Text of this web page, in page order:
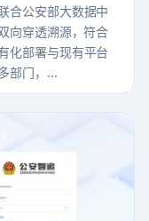
合公安部大数据中
向穿透溯源，符合
化部署与现有平台
部门，...